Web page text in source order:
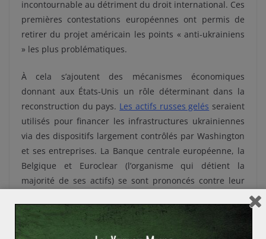
incontournable au détriment du droit international. Ces
premières contestations européennes ont permis de
retirer du projet américain les points « anti-ukrainiens
» les plus problématiques.
À cela s’ajoutent des mécanismes économiques
donnant aux États-Unis un rôle déterminant dans la
reconstruction du pays. Les actifs russes gelés seraient
utilisés pour financer les infrastructures ukrainiennes
via des dispositifs largement contrôlés par Washington
et ses entreprises. La Banque centrale européenne, la
Belgique et Euroclear (l’organisme qui détient la
majorité de ses actifs) se sont prononcés contre leur
risques juridiques majeurs et une atteinte à la
crédibilité financière européenne